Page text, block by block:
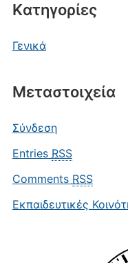
Kατηγορίες
Γενικά
Μεταστοιχεία
Σύνδεση
Entries RSS
Comments RSS
Εκπαιδευτικές